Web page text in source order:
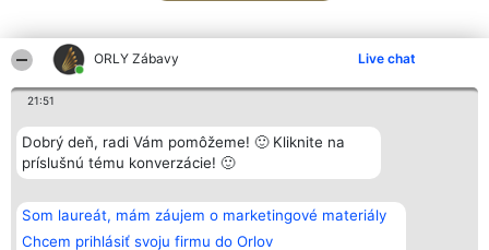
ORLY Zábavy Live chat
21:51
Dobrý deň, radi Vám pomôžeme! 🙂 Kliknite na
príslušnú tému konverzácie! 🙂
Som laureát, mám záujem o marketingové materiály
Chcem prihlásiť svoju firmu do Orlov
Organizátor hodnotenia
Bright Side Solutions sp. z o.
o. sp. k.
Wrocław 50-079
KRS 0000749100 | Regon
381313360 | NIP 8943132676
Hodnotenie
Laureáti
Lista
Laureatów
Podmienky
Obchodné
Kontakt
Kontakt